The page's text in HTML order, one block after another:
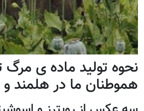
نحوه تولید ماده ی
هموطنان ما در هلمند و